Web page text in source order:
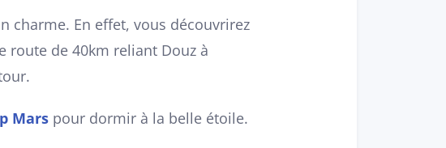
charme. En effet, vous découvrirez
route de 40km reliant Douz à
Mars pour dormir à la belle étoile.